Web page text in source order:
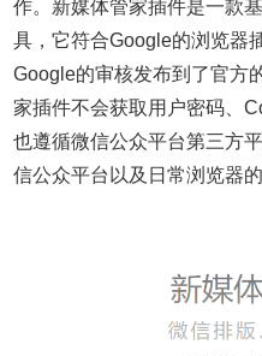
作。新媒体管家插件是一款
具，它符合Google的浏览器
Google的审核发布到了官方
家插件不会获取用户密码、
也遵循微信公众平台第三方
信公众平台以及日常浏览器